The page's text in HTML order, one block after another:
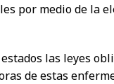
por medio de la
las leyes
de estas